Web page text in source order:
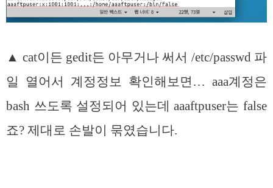
▲ cat이든 gedit든 아무거나 써서 /etc/passwd 파
일 열어서 계정정보 확인해보면… aaa계정은
bash 쓰도록 설정되어 있는데 aaaftpuser는 false
죠? 제대로 손발이 묶였습니다.